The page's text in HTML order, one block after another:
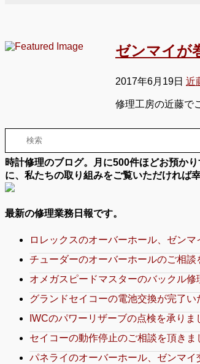
ゼンマイが
2017年6月19日 近
修理工房の近藤で
時計修理のブログ。月に500件ほどお預か
に、私たちの取り組みをご覧いただければ
最新の修理業務日報です。
ロレックスのオーバーホール、ゼン
チューダーのオーバーホールのご相談
オメガスピードマスターのバックル
グランドセイコーの電池交換が完了い
IWCのパワーリザーブの点検を承りま
セイコーの動作停止のご相談を頂きま
パネライのオーバーホール、ゼンマイ